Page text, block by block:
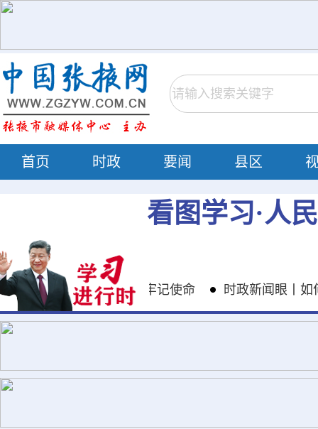
首页 时政 要闻 县区
看图学习·人
同志务必不忘初心、牢记使命 时政新闻眼丨如何